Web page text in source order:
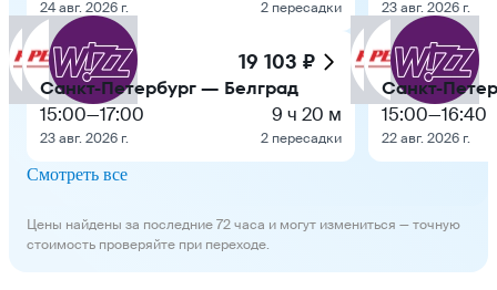
24 авг. 2026 г. 2 пересадки
19 103 ₽
Санкт-Петербург — Белград
15:00—17:00
23 авг. 2026 г.
9 ч 20 м
2 пересадки
23 авг. 2026 г.
Санкт-
15:00—16:40
22 авг. 2026 г.
Смотреть все
Цены найдены за последние 72 часа и могут измениться — точную
стоимость проверяйте при переходе.